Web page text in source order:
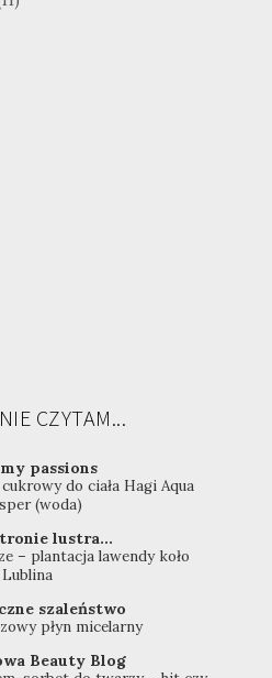
CZYTAM...
passions
do ciała Hagi Aqua
(woda)
lustra...
– plantacja lawendy koło
Lublina
szaleństwo
płyn micelarny
Beauty Blog